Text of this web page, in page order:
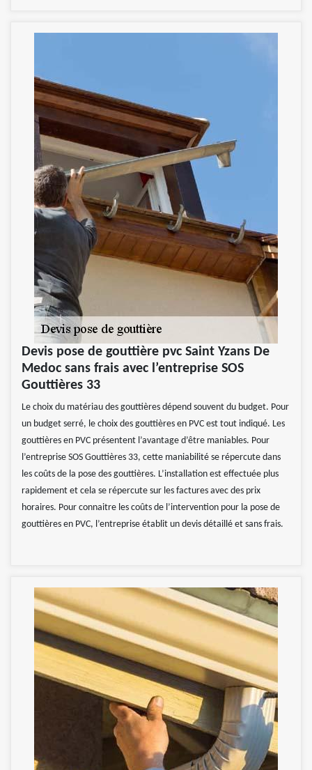
Devis pose de gouttière pvc Saint Yzans De
Medoc sans frais avec l’entreprise SOS
Gouttières 33
Le choix du matériau des gouttières dépend souvent du budget. Pour
un budget serré, le choix des gouttières en PVC est tout indiqué. Les
gouttières en PVC présentent l’avantage d’être maniables. Pour
l’entreprise SOS Gouttières 33, cette maniabilité se répercute dans
les coûts de la pose des gouttières. L’installation est effectuée plus
rapidement et cela se répercute sur les factures avec des prix
horaires. Pour connaitre les coûts de l’intervention pour la pose de
gouttières en PVC, l’entreprise établit un devis détaillé et sans frais.